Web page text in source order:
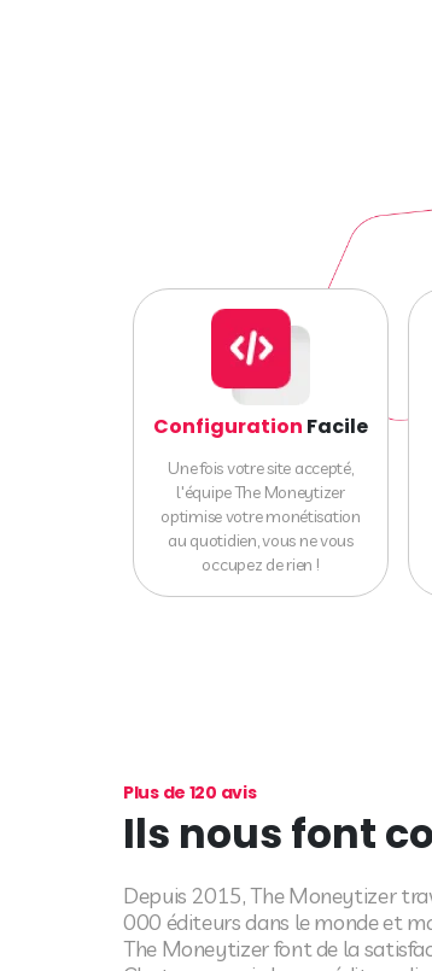
Configuration Facile
Une fois votre site accepté,
l'équipe The Moneytizer
optimise votre monétisation
au quotidien, vous ne vous
occupez de rien !
Plus de 120 avis
Ils nous font
Depuis 2015, The Moneytizer
000 éditeurs dans le monde et
The Moneytizer font de la